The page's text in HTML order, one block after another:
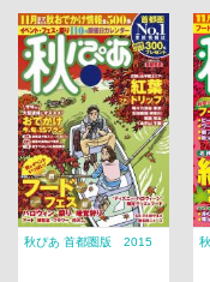
秋ぴあ 首都圏版 2015